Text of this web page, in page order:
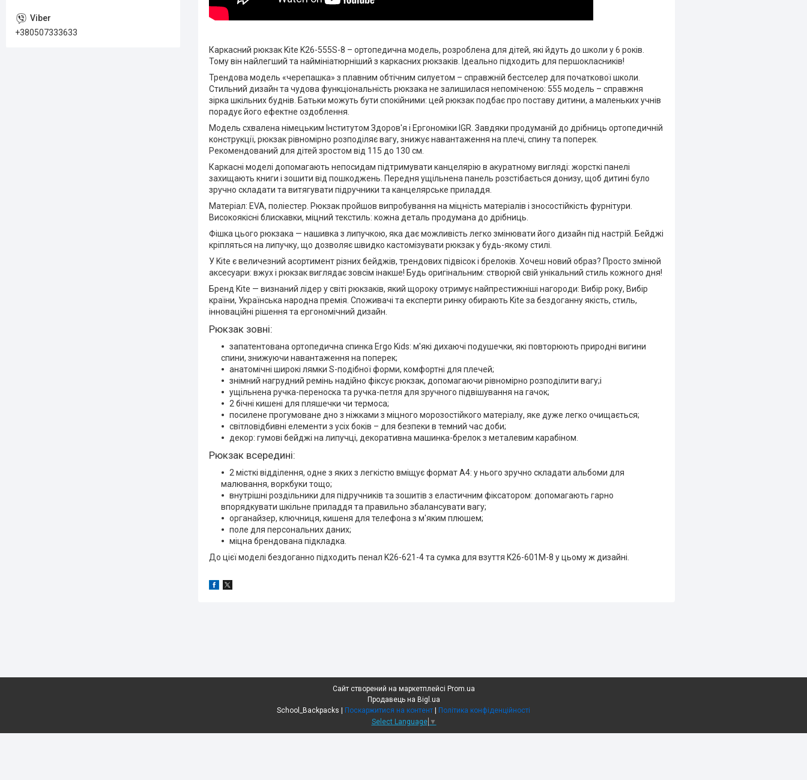
Каркасний рюкзак Kite K26-555S-8 – ортопедична модель, розроблена для дітей, які йдуть до школи у 6 років.
Тому він найлегший та наймініатюрніший з каркасних рюкзаків. Ідеально підходить для першокласників!
Трендова модель «черепашка» з плавним обтічним силуетом – справжній бестселер для початкової школи.
Стильний дизайн та чудова функціональність рюкзака не залишилася непоміченою: 555 модель – справжня
зірка шкільних буднів. Батьки можуть бути спокійними: цей рюкзак подбає про поставу дитини, а маленьких учнів
порадує його ефектне оздоблення.
Модель схвалена німецьким Інститутом Здоров'я і Ергономіки IGR. Завдяки продуманій до дрібниць ортопедичній
конструкції, рюкзак рівномірно розподіляє вагу, знижує навантаження на плечі, спину та поперек.
Рекомендований для дітей зростом від 115 до 130 см.
Каркасні моделі допомагають непосидам підтримувати канцелярію в акуратному вигляді: жорсткі панелі
захищають книги і зошити від пошкоджень. Передня ущільнена панель розстібається донизу, щоб дитині було
зручно складати та витягувати підручники та канцелярське приладдя.
Матеріал: EVA, поліестер. Рюкзак пройшов випробування на міцність матеріалів і зносостійкість фурнітури.
Високоякісні блискавки, міцний текстиль: кожна деталь продумана до дрібниць.
Фішка цього рюкзака — нашивка з липучкою, яка дає можливість легко змінювати його дизайн під настрій. Бейджі
кріпляться на липучку, що дозволяє швидко кастомізувати рюкзак у будь-якому стилі.
У Kite є величезний асортимент різних бейджів, трендових підвісок і брелоків. Хочеш новий образ? Просто змінюй
аксесуари: вжух і рюкзак виглядає зовсім інакше! Будь оригінальним: створюй свій унікальний стиль кожного дня!
Бренд Kite — визнаний лідер у світі рюкзаків, який щороку отримує найпрестижніші нагороди: Вибір року, Вибір
країни, Українська народна премія. Споживачі та експерти ринку обирають Kite за бездоганну якість, стиль,
інноваційні рішення та ергономічний дизайн.
Рюкзак зовні:
запатентована ортопедична спинка Ergo Kids: м'які дихаючі подушечки, які повторюють природні вигини
спини, знижуючи навантаження на поперек;
анатомічні широкі лямки S-подібної форми, комфортні для плечей;
знімний нагрудний ремінь надійно фіксує рюкзак, допомагаючи рівномірно розподілити вагу;і
ущільнена ручка-переноска та ручка-петля для зручного підвішування на гачок;
2 бічні кишені для пляшечки чи термоса;
посилене прогумоване дно з ніжками з міцного морозостійкого матеріалу, яке дуже легко очищається;
світловідбивні елементи з усіх боків – для безпеки в темний час доби;
декор: гумові бейджі на липучці, декоративна машинка-брелок з металевим карабіном.
Рюкзак всередині:
2 місткі відділення, одне з яких з легкістю вміщує формат А4: у нього зручно складати альбоми для
малювання, воркбуки тощо;
внутрішні роздільники для підручників та зошитів з еластичним фіксатором: допомагають гарно
впорядкувати шкільне приладдя та правильно збалансувати вагу;
органайзер, ключниця, кишеня для телефона з м'яким плюшем;
поле для персональних даних;
міцна брендована підкладка.
До цієї моделі бездоганно підходить пенал K26-621-4 та сумка для взуття K26-601M-8 у цьому ж дизайні.
+380507333633
Сайт створений на маркетплейсі Prom.ua
Продавець на Bigl.ua
Поскаржитися на контент
Політика конфіденційності
Select Language ▼